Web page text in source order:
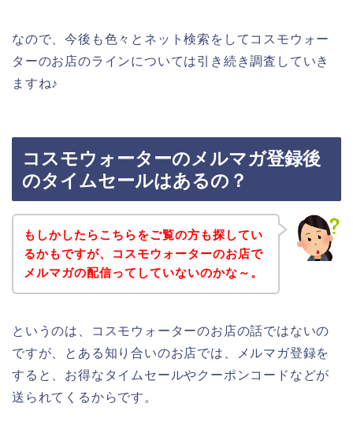
なので、今後も色々とネット検索をしてコスモウォー
ターのお店のラインについては引き続き調査していき
ますね♪
コスモウォーターのメルマガ登録後
のタイムセールはあるの？
もしかしたらこちらをご覧の方も探してい
るかもですが、コスモウォーターのお店で
メルマガの配信ってしていないのかな～。
というのは、コスモウォーターのお店の話ではないの
ですが、とある知り合いのお店では、メルマガ登録を
すると、お得なタイムセールやクーポンコードなどが
送られてくるからです。